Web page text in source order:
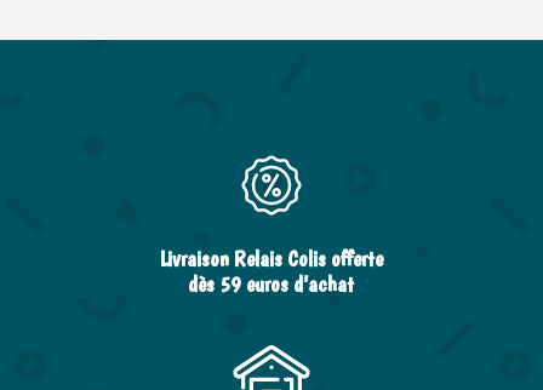
Livraison Relais Colis offerte
dès 59 euros d’achat